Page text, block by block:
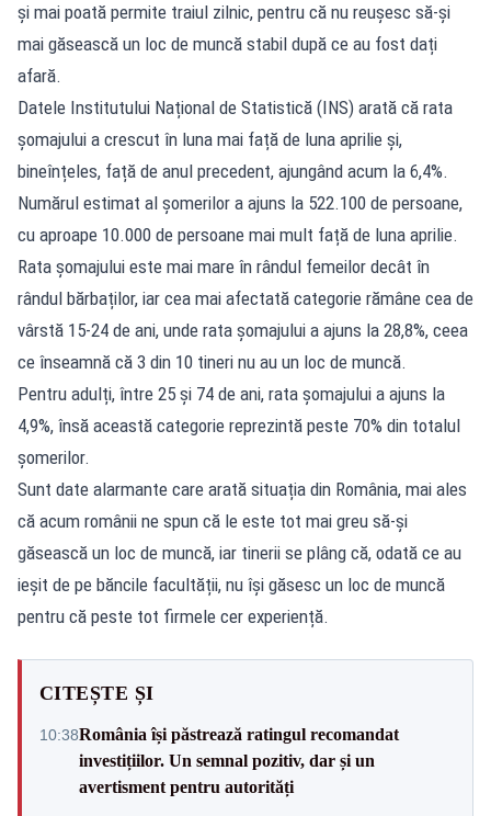
și mai poată permite traiul zilnic, pentru că nu reușesc să-și
mai găsească un loc de muncă stabil după ce au fost dați
afară.
Datele Institutului Național de Statistică (INS) arată că rata
șomajului a crescut în luna mai față de luna aprilie și,
bineînțeles, față de anul precedent, ajungând acum la 6,4%.
Numărul estimat al șomerilor a ajuns la 522.100 de persoane,
cu aproape 10.000 de persoane mai mult față de luna aprilie.
Rata șomajului este mai mare în rândul femeilor decât în
rândul bărbaților, iar cea mai afectată categorie rămâne cea de
vârstă 15-24 de ani, unde rata șomajului a ajuns la 28,8%, ceea
ce înseamnă că 3 din 10 tineri nu au un loc de muncă.
Pentru adulți, între 25 și 74 de ani, rata șomajului a ajuns la
4,9%, însă această categorie reprezintă peste 70% din totalul
șomerilor.
Sunt date alarmante care arată situația din România, mai ales
că acum românii ne spun că le este tot mai greu să-și
găsească un loc de muncă, iar tinerii se plâng că, odată ce au
ieșit de pe băncile facultății, nu își găsesc un loc de muncă
pentru că peste tot firmele cer experiență.
CITEȘTE ȘI
10:38România își păstrează ratingul recomandat
investițiilor. Un semnal pozitiv, dar și un
avertisment pentru autorități